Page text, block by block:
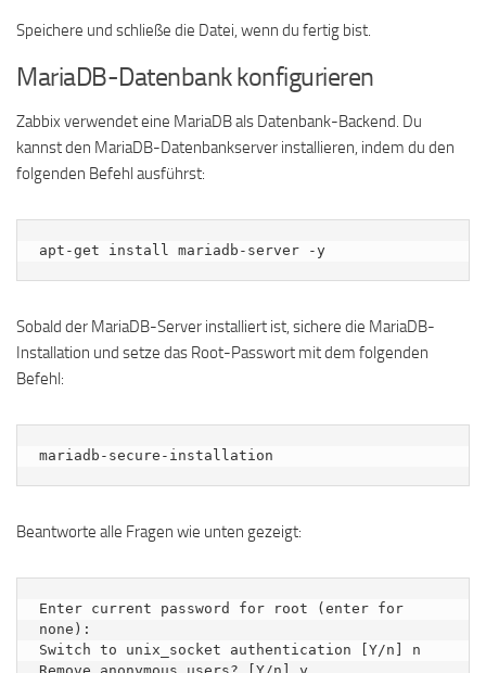
Speichere und schließe die Datei, wenn du fertig bist.
MariaDB-Datenbank konfigurieren
Zabbix verwendet eine MariaDB als Datenbank-Backend. Du
kannst den MariaDB-Datenbankserver installieren, indem du den
folgenden Befehl ausführst:
apt-get install mariadb-server -y
Sobald der MariaDB-Server installiert ist, sichere die MariaDB-
Installation und setze das Root-Passwort mit dem folgenden
Befehl:
mariadb-secure-installation
Beantworte alle Fragen wie unten gezeigt:
Enter current password for root (enter for
none):
Switch to unix_socket authentication [Y/n] n